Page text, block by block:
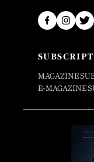
MAGAZINE
E-MAGAZINE